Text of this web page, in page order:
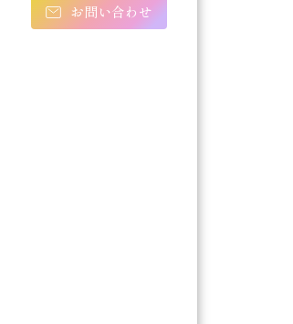
お問い合わせ